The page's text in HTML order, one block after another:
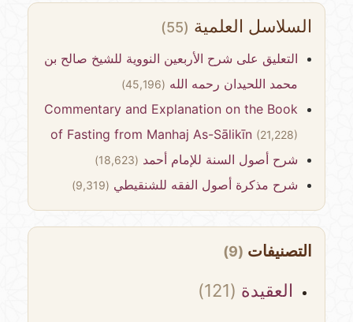
السلاسل العلمية(55)
التعليق على شرح الأربعين النووية للشيخ صالح بن
محمد اللحيدان رحمه الله(45,196)
Commentary and Explanation on the Book
of Fasting from Manhaj As-Sālikīn(21,228)
شرح أصول السنة للإمام أحمد(18,623)
شرح مذكرة أصول الفقه للشنقيطي (9,319)
التصنيفات(9)
العقيدة(121)